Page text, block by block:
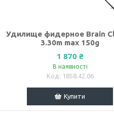
Удилище фидерное Brain
3.30m max 150g
1 870 ₴
В наявності
1858.42.06
Купити